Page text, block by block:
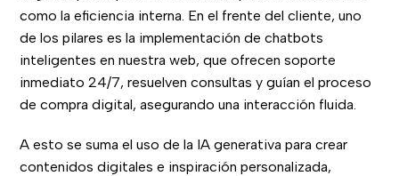
como la eficiencia interna. En el frente del cliente, uno
de los pilares es la implementación de chatbots
inteligentes en nuestra web, que ofrecen soporte
inmediato 24/7, resuelven consultas y guían el proceso
de compra digital, asegurando una interacción fluida.
A esto se suma el uso de la IA generativa para crear
contenidos digitales e inspiración personalizada,